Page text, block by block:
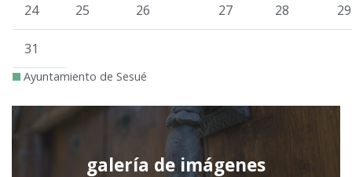
24 25 26 27 28 29
31
Ayuntamiento de Sesué
galería de imágenes